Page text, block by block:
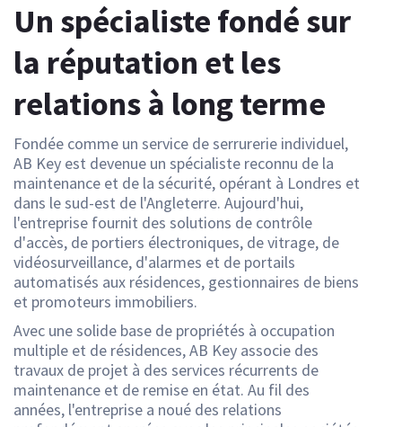
Un spécialiste fondé sur
la réputation et les
relations à long terme
Fondée comme un service de serrurerie individuel,
AB Key est devenue un spécialiste reconnu de la
maintenance et de la sécurité, opérant à Londres et
dans le sud-est de l'Angleterre. Aujourd'hui,
l'entreprise fournit des solutions de contrôle
d'accès, de portiers électroniques, de vitrage, de
vidéosurveillance, d'alarmes et de portails
automatisés aux résidences, gestionnaires de biens
et promoteurs immobiliers.
Avec une solide base de propriétés à occupation
multiple et de résidences, AB Key associe des
travaux de projet à des services récurrents de
maintenance et de remise en état. Au fil des
années, l'entreprise a noué des relations